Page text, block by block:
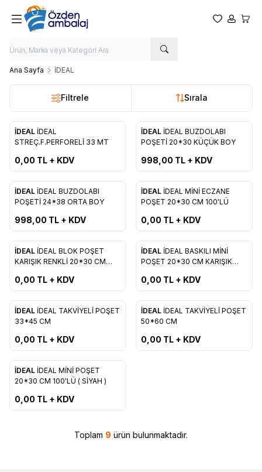
Favorilerim
Hesabım
Ana Sayfa İDEAL
Filtrele Sırala
Yeni
Favorilere Ekle
İDEAL İDEAL
STREÇ.F.PERFORELİ 33 MT
0,00 TL + KDV
Favorilere Ekle
İDEAL İDEAL BUZDOLABI
POŞETİ 20*30 KÜÇÜK BOY
998,00 TL + KDV
Favorilere Ekle
İDEAL İDEAL BUZDOLABI
POŞETİ 24*38 ORTA BOY
998,00 TL + KDV
Yeni
Favorilere Ekle
Tükendi
İDEAL İDEAL MİNİ ECZANE
POŞET 20*30 CM 100'LÜ
0,00 TL + KDV
Yeni
Favorilere Ekle
İDEAL İDEAL BLOK POŞET
KARIŞIK RENKLİ 20*30 CM
0,00 TL + KDV
Favorilere Ekle
Tükendi
İDEAL İDEAL BASKILI MİNİ
POŞET 20*30 CM KARIŞIK
0,00 TL + KDV
Favorilere Ekle
İDEAL İDEAL TAKVİYELİ POŞET
33*45 CM
0,00 TL + KDV
Favorilere Ekle
Tükendi
İDEAL İDEAL TAKVİYELİ POŞET
50*60 CM
0,00 TL + KDV
Yeni
Favorilere Ekle
İDEAL İDEAL MİNİ POŞET
20*30 CM 100'LÜ ( SİYAH )
0,00 TL + KDV
Toplam 9 ürün bulunmaktadır.